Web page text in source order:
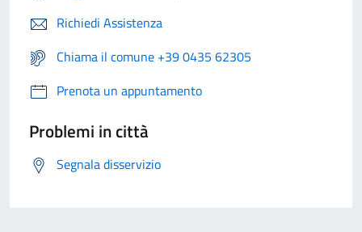
Richiedi Assistenza
Chiama il comune +39 0435 62305
Prenota un appuntamento
Problemi in città
Segnala disservizio